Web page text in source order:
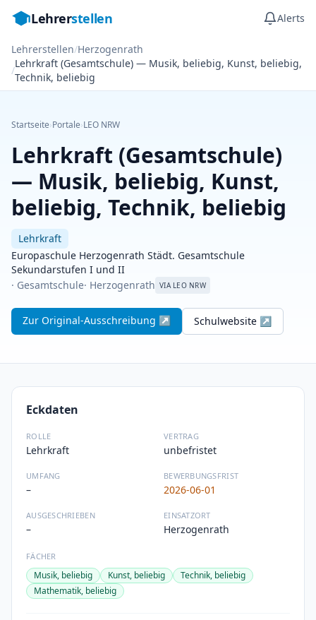
Lehrerstellen Alerts
Lehrerstellen/Herzogenrath
/
Lehrkraft (Gesamtschule) — Musik, beliebig, Kunst, beliebig,
Technik, beliebig
Startseite›Portale›LEO NRW
Lehrkraft (Gesamtschule)
— Musik, beliebig, Kunst,
beliebig, Technik, beliebig
Lehrkraft
Europaschule Herzogenrath Städt. Gesamtschule
Sekundarstufen I und II
· Gesamtschule· Herzogenrath VIA LEO NRW
Zur Original-Ausschreibung ↗ Schulwebsite ↗
Eckdaten
ROLLE
Lehrkraft
VERTRAG
unbefristet
UMFANG
–
BEWERBUNGSFRIST
2026-06-01
AUSGESCHRIEBEN
–
EINSATZORT
Herzogenrath
FÄCHER
Musik, beliebig Kunst, beliebig
Technik, beliebig
Mathematik, beliebig